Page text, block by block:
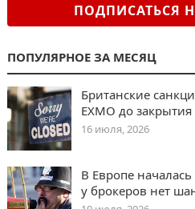
ПОДПИСАТЬСЯ
ПОПУЛЯРНОЕ ЗА МЕСЯЦ
Британские
EXMO до закрытия
16 июля, 2026
В Европе
у брокеров нет